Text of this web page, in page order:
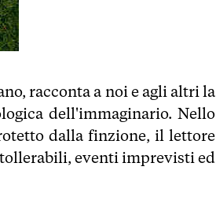
racconta a noi e agli altri la
dell'immaginario. Nello
dalla finzione, il lettore
eventi imprevisti ed